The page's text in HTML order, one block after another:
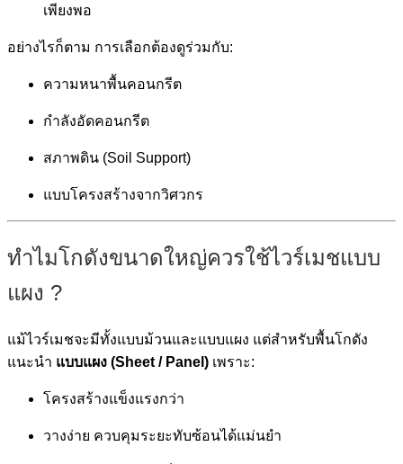
เพียงพอ
อย่างไรก็ตาม การเลือกต้องดูร่วมกับ:
ความหนาพื้นคอนกรีต
กำลังอัดคอนกรีต
สภาพดิน (Soil Support)
แบบโครงสร้างจากวิศวกร
ทำไมโกดังขนาดใหญ่ควรใช้ไวร์เมชแบบ
แผง ?
แม้ไวร์เมชจะมีทั้งแบบม้วนและแบบแผง แต่สำหรับพื้นโกดัง
แนะนำ แบบแผง (Sheet / Panel) เพราะ:
โครงสร้างแข็งแรงกว่า
วางง่าย ควบคุมระยะทับซ้อนได้แม่นยำ